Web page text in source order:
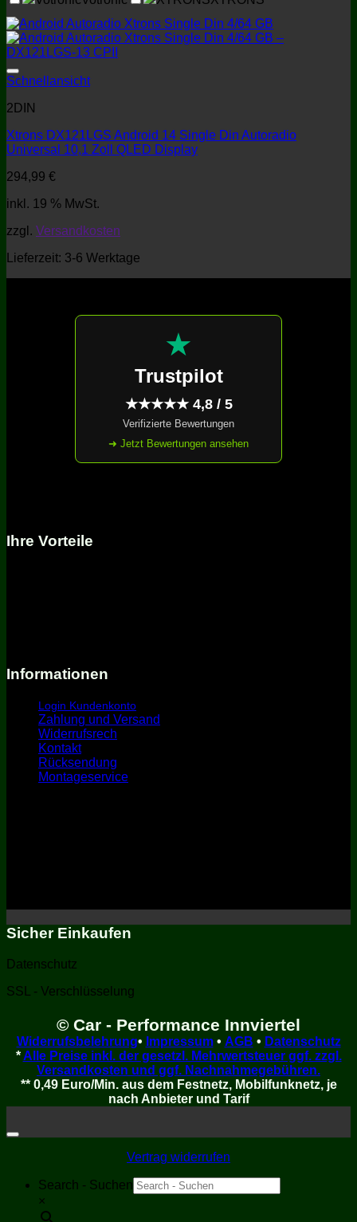
Schnellansicht
2DIN
Xtrons DX121LGS Android 14 Single Din Autoradio
Universal 10,1 Zoll QLED Display
294,99 €
inkl. 19 % MwSt.
zzgl. Versandkosten
Lieferzeit: 3-6 Werktage
★
Trustpilot
★★★★★ 4,8 / 5
Verifizierte Bewertungen
➜ Jetzt Bewertungen ansehen
Ihre Vorteile
Informationen
Login Kundenkonto
Zahlung und Versand
Widerrufsrech
Kontakt
Rücksendung
Montageservice
Sicher Einkaufen
Datenschutz
SSL - Verschlüsselung
© Car - Performance Innviertel
Widerrufsbelehrung• Impressum• AGB • Datenschutz
*Alle Preise inkl. der gesetzl. Mehrwertsteuer ggf. zzgl.
Versandkosten und ggf. Nachnahmegebühren.
** 0,49 Euro/Min. aus dem Festnetz, Mobilfunknetz, je
nach Anbieter und Tarif
Vertrag widerrufen
Search - Suchen
×